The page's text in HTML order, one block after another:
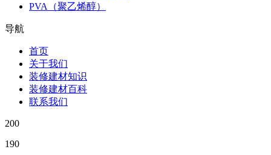
PVA（聚乙烯醇）
导航
首页
关于我们
装修建材知识
装修建材百科
联系我们
200
190